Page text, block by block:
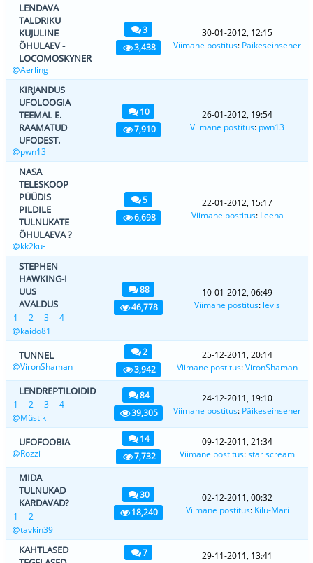
LENDAVA
TALDRIKU
KUJULINE
ÕHULAEV -
LOCOMOSKYNER
Aerling
3
3,438
30-01-2012, 12:15
Viimane postitus: Päikeseinsener
KIRJANDUS
UFOLOOGIA
TEEMAL E.
RAAMATUD
UFODEST.
pwn13
10
7,910
26-01-2012, 19:54
Viimane postitus: pwn13
NASA
TELESKOOP
PÜÜDIS
PILDILE
TULNUKATE
ÕHULAEVA ?
kk2ku-
5
6,698
22-01-2012, 15:17
Viimane postitus: Leena
STEPHEN
HAWKING-I
UUS
AVALDUS
1 2 3
4
kaido81
88
46,778
10-01-2012, 06:49
Viimane postitus: levis
TUNNEL
VironShaman
2
3,942
25-12-2011, 20:14
Viimane postitus:VironShaman
LENDREPTILOIDID
1 2 3
4
Müstik
84
39,305
24-12-2011, 19:10
Viimane postitus: Päikeseinsener
UFOFOOBIA
Rozzi
14
7,732
09-12-2011, 21:34
Viimane postitus:star scream
MIDA
TULNUKAD
KARDAVAD?
1
2
tavkin39
30
18,240
02-12-2011, 00:32
Viimane postitus: Kilu-Mari
KAHTLASED
7
29-11-2011, 13:41